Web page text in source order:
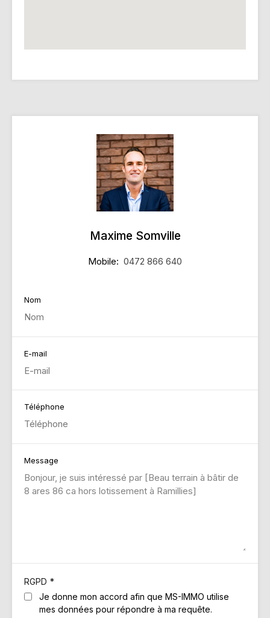
Maxime Somville
Mobile: 0472 866 640
Nom
E-mail
Téléphone
Message
RGPD *
Je donne mon accord afin que MS-IMMO utilise
mes données pour répondre à ma requête.